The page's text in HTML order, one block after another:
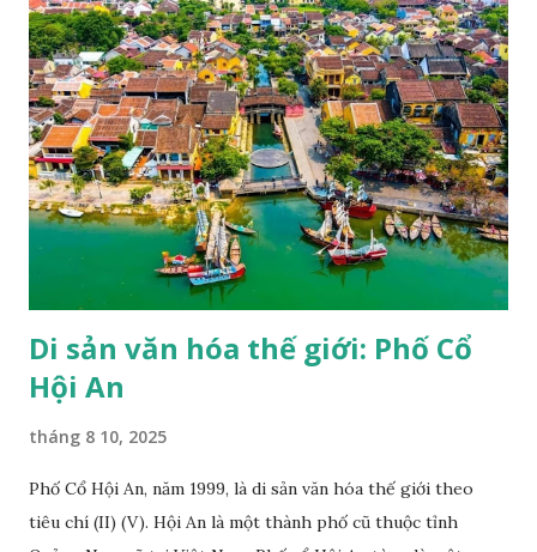
gia về giáo dục, khoa học và văn hoá để đảm bảo sự tôn
trọng công lý, luật pháp, nhân quyền và tự do cơ bản cho tất
cả mọi người không phân biệt chủng tộc, nam nữ, ngôn ngữ,
tôn giáo" (trích Công ước thành lập UNESCO). UNESCO
hiện đã có mặt trên 191 quốc gia thành viên và trụ sở chính
đặt tại Pháp, với hơn 50 văn phòng và các trung tâm trực
thuộc đặt khắp nơi trên thế giới, một trong các dự án của
UNESCO là duy trì danh sách các di sản thế giới. Một trong
những hoạt động nổi bật của UNESCO...
Di sản văn hóa thế giới: Phố Cổ
Hội An
tháng 8 10, 2025
Phố Cổ Hội An, năm 1999, là di sản văn hóa thế giới theo
tiêu chí (II) (V). Hội An là một thành phố cũ thuộc tỉnh